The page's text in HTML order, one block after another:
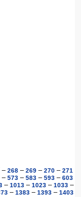
– 268– 269– 270– 271
– 573– 583– 593– 603
– 1013 – 1023 – 1033 –
– 1383 – 1393 – 1403